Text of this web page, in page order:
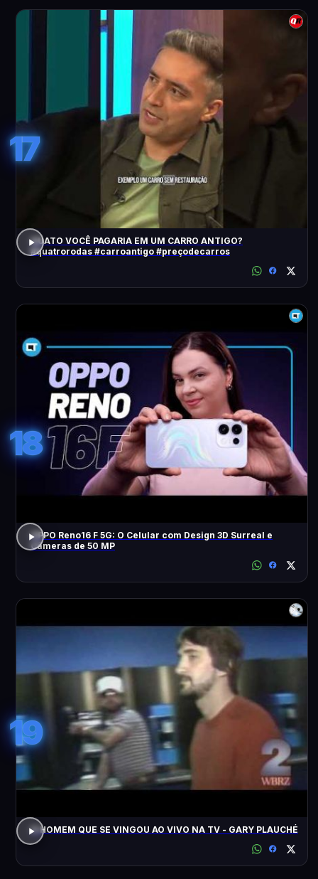
17
QUATO VOCÊ PAGARIA EM UM CARRO ANTIGO?
#quatrorodas #carroantigo #preçodecarros
18
OPPO Reno16 F 5G: O Celular com Design 3D Surreal e
Câmeras de 50 MP
19
O HOMEM QUE SE VINGOU AO VIVO NA TV - GARY PLAUCHÉ